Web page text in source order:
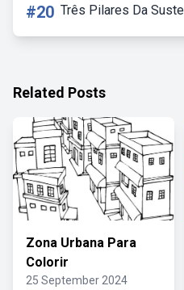
#20 Três Pilares Da
Related Posts
Zona Urbana Para
Colorir
25 September 2024